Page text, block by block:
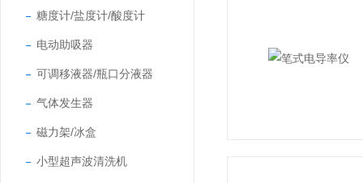
糖度计/盐度计/酸度计
电动助吸器
可调移液器/瓶口分液器
气体发生器
磁力架/冰盒
小型超声波清洗机